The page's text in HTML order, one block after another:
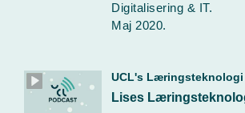
Digitalisering & IT.
Maj 2020.
UCL's Læringsteknologi
Lises